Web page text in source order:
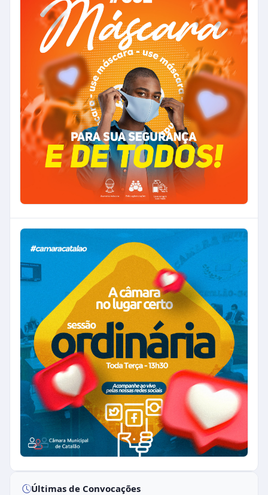
Últimas de Convocações